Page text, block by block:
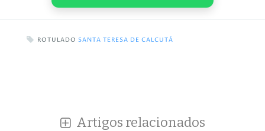
ROTULADO SANTA TERESA DE CALCUTÁ
Artigos relacionados